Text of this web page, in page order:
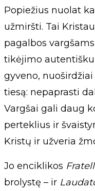
Popiežius nuolat
užmiršti. Tai
pagalbos
tikėjimo
gyveno,
tiesą: nepaprasti
Vargšai gali daug
perteklius ir
Kristų ir užveria
Jo enciklikos
brolystę – ir